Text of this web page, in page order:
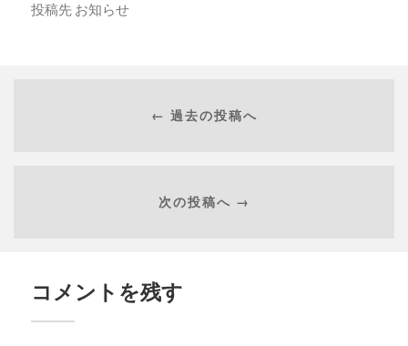
投稿先 お知らせ
← 過去の投稿へ
次の投稿へ →
コメントを残す